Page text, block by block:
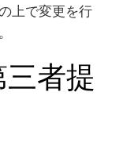
上で変更を行
者提